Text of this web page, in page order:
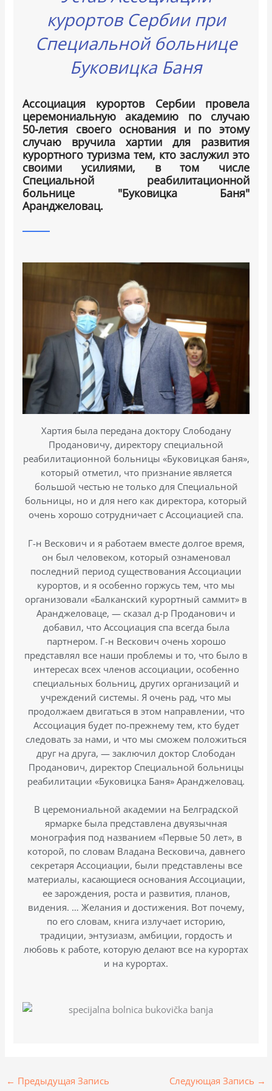
курортов Сербии при
Специальной больнице
Буковицка Баня
Ассоциация курортов Сербии провела
церемониальную академию по случаю
50-летия своего основания и по этому
случаю вручила хартии для развития
курортного туризма тем, кто заслужил это
своими усилиями, в том числе
Специальной реабилитационной
больнице "Буковицка Баня"
Аранджеловац.
Хартия была передана доктору Слободану
Продановичу, директору специальной
реабилитационной больницы «Буковицкая баня»,
который отметил, что признание является
большой честью не только для Специальной
больницы, но и для него как директора, который
очень хорошо сотрудничает с Ассоциацией спа.
Г-н Вескович и я работаем вместе долгое время,
он был человеком, который ознаменовал
последний период существования Ассоциации
курортов, и я особенно горжусь тем, что мы
организовали «Балканский курортный саммит» в
Аранджеловаце, — сказал д-р Проданович и
добавил, что Ассоциация спа всегда была
партнером. Г-н Вескович очень хорошо
представлял все наши проблемы и то, что было в
интересах всех членов ассоциации, особенно
специальных больниц, других организаций и
учреждений системы. Я очень рад, что мы
продолжаем двигаться в этом направлении, что
Ассоциация будет по-прежнему тем, кто будет
следовать за нами, и что мы сможем положиться
друг на друга, — заключил доктор Слободан
Проданович, директор Специальной больницы
реабилитации «Буковицка Баня» Аранджеловац.
В церемониальной академии на Белградской
ярмарке была представлена ​​двуязычная
монография под названием «Первые 50 лет», в
которой, по словам Владана Весковича, давнего
секретаря Ассоциации, были представлены все
материалы, касающиеся основания Ассоциации,
ее зарождения, роста и развития, планов,
видения. … Желания и достижения. Вот почему,
по его словам, книга излучает историю,
традиции, энтузиазм, амбиции, гордость и
любовь к работе, которую делают все на курортах
и ​​на курортах.
← Предыдущая Запись Следующая Запись →